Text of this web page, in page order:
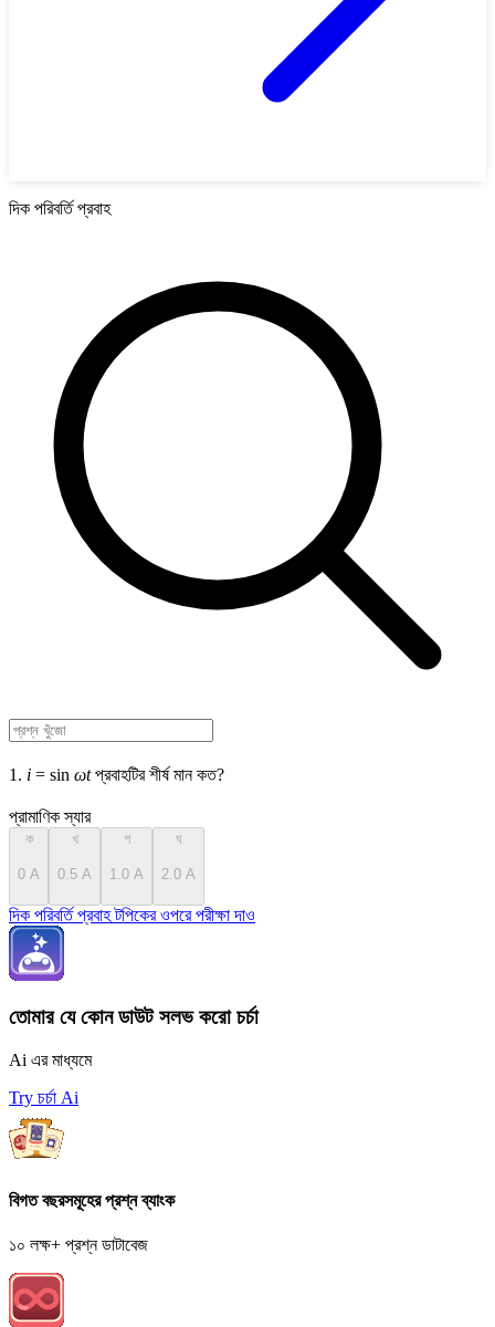
দিক পরিবর্তি প্রবাহ
1. i = sin ωtপ্রবাহটির শীর্ষ মান কত?
প্রামাণিক স্যার
ক
0 A
খ
0.5 A
গ
1.0 A
ঘ
2.0 A
দিক পরিবর্তি প্রবাহ টপিকের ওপরে পরীক্ষা দাও
তোমার যে কোন ডাউট সলভ করো চর্চা
Ai এর মাধ্যমে
Try চর্চা Ai
বিগত বছরসমূহের প্রশ্ন ব্যাংক
১০ লক্ষ+ প্রশ্ন ডাটাবেজ